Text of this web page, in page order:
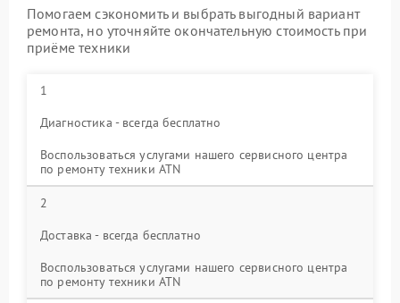
Помогаем сэкономить и выбрать выгодный вариант
ремонта, но уточняйте окончательную стоимость при
приёме техники
1
Диагностика - всегда бесплатно
Воспользоваться услугами нашего сервисного центра
по ремонту техники ATN
2
Доставка - всегда бесплатно
Воспользоваться услугами нашего сервисного центра
по ремонту техники ATN